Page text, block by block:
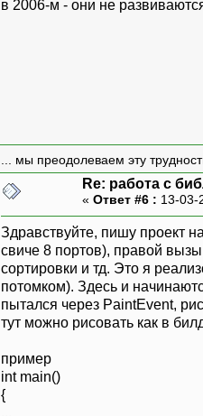
в 2006-м - они не
... мы преодолеваем эту
Re: работа с
« Ответ #6 : 13-03-
Здравствуйте, пишу проект
свиче 8 портов), правой
сортировки и тд. Это я
потомком). Здесь и
пытался через PaintEvent,
тут можно рисовать как в
пример
int main()
{
...